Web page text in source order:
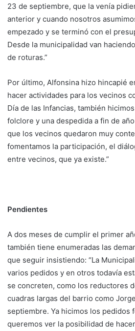
23 de septiembre, que la venía
anterior y cuando nosotros
empezado y se terminó con el
Desde la municipalidad van
de roturas.”
Por último, Alfonsina hizo hincapié
hacer actividades para los vecinos
Día de las Infancias, también
folclore y una despedida a fin de
que los vecinos quedaron muy
fomentamos la participación, el
entre vecinos, que ya existe.”
Pendientes
A dos meses de cumplir el primer
también tiene enumeradas las
que seguir insistiendo: “La
varios pedidos y en otros todavía
se concreten, como los reductores
cuadras largas del barrio como
septiembre. Ya hicimos los pedidos
queremos ver la posibilidad de